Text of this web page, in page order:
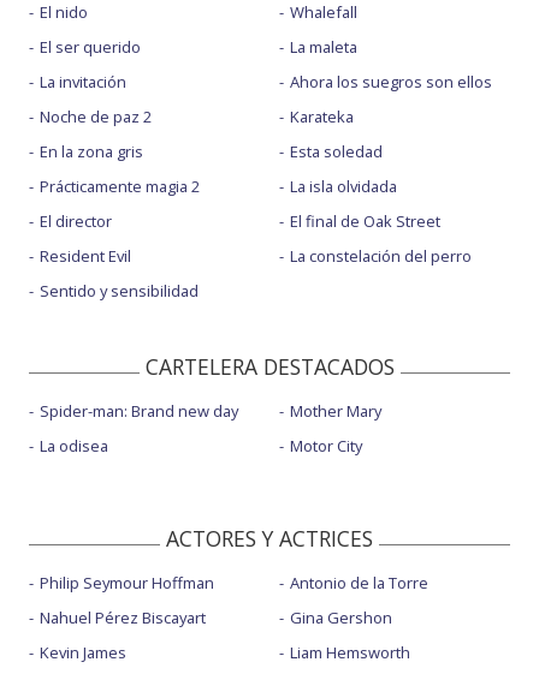
El nido
El ser querido
La invitación
Noche de paz 2
En la zona gris
Prácticamente magia 2
El director
Resident Evil
Sentido y sensibilidad
Whalefall
La maleta
Ahora los suegros son ellos
Karateka
Esta soledad
La isla olvidada
El final de Oak Street
La constelación del perro
CARTELERA DESTACADOS
Spider-man: Brand new day
La odisea
Mother Mary
Motor City
ACTORES Y ACTRICES
Philip Seymour Hoffman
Nahuel Pérez Biscayart
Kevin James
Antonio de la Torre
Gina Gershon
Liam Hemsworth